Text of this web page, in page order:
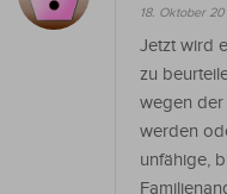
18. Oktober
Jetzt wird
zu
wegen der
werden
unfähige,